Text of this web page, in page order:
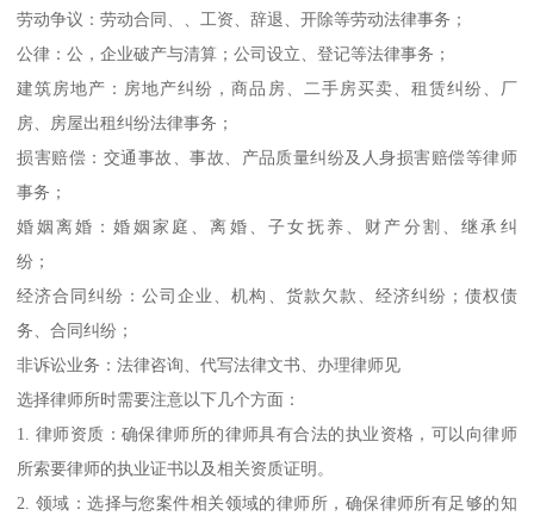
劳动争议：劳动合同、、工资、辞退、开除等劳动法律事务；
公律：公，企业破产与清算；公司设立、登记等法律事务；
建筑房地产：房地产纠纷，商品房、二手房买卖、租赁纠纷、厂
房、房屋出租纠纷法律事务；
损害赔偿：交通事故、事故、产品质量纠纷及人身损害赔偿等律师
事务；
婚姻离婚：婚姻家庭、离婚、子女抚养、财产分割、继承纠
纷；
经济合同纠纷：公司企业、机构、货款欠款、经济纠纷；债权债
务、合同纠纷；
非诉讼业务：法律咨询、代写法律文书、办理律师见
选择律师所时需要注意以下几个方面：
1. 律师资质：确保律师所的律师具有合法的执业资格，可以向律师
所索要律师的执业证书以及相关资质证明。
2. 领域：选择与您案件相关领域的律师所，确保律师所有足够的知